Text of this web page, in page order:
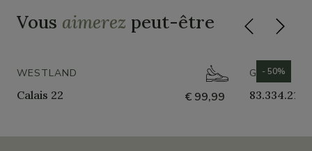
Vous aimerez peut-être
WESTLAND
Calais 22 € 99,99
GABOR
83.334.21
- 50%